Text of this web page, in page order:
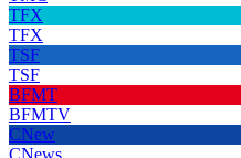
TFX
TFX
TSF
TSF
BFMT
BFMTV
CNew